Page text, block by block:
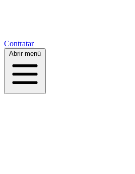
Contratar
Abrir menú